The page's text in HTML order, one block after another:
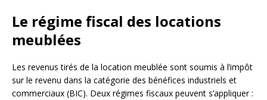
Le régime fiscal des locations
meublées
Les revenus tirés de la location meublée sont soumis à l’impôt
sur le revenu dans la catégorie des bénéfices industriels et
commerciaux (BIC). Deux régimes fiscaux peuvent s’appliquer :